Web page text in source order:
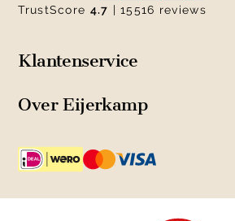
Klantenservice
Over Eijerkamp
TrustScore 4.7 | 15516 reviews